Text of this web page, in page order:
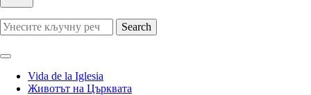
Search
Vida de la Iglesia
Животът на Църквата